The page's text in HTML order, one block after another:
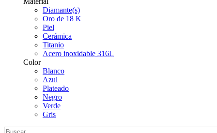
Diamante(s)
Oro de 18 K
Piel
Cerámica
Titanio
Acero inoxidable 316L
Color
Blanco
Azul
Plateado
Negro
Verde
Gris